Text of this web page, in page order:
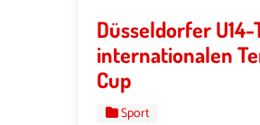
Düsseldorfer
internationalen
Cup
Sport